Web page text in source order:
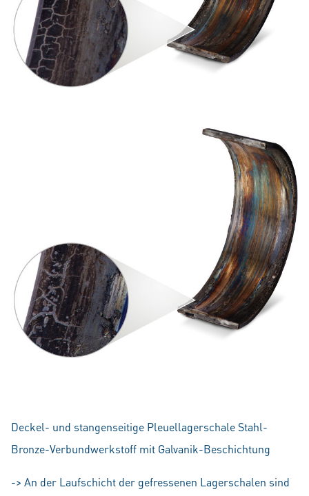
Deckel- und stangenseitige Pleuellagerschale Stahl-
Bronze-Verbundwerkstoff mit Galvanik-Beschichtung
-> An der Laufschicht der gefressenen Lagerschalen sind